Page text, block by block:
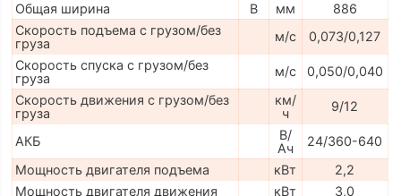
Общая ширина
B мм
886
Скорость подъема с грузом/без
груза
м/с
0,073/0,127
Скорость спуска с грузом/без
груза
м/с
0,050/0,040
Скорость движения с грузом/без
груза
км/
ч
9/12
АКБ
В/
Ач
24/360-640
Мощность двигателя подъема
кВт
2,2
Мощность двигателя движения
кВт
3,0